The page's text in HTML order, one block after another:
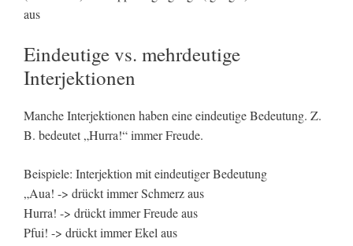
aus
Eindeutige vs. mehrdeutige
Interjektionen
Manche Interjektionen haben eine eindeutige Bedeutung. Z.
B. bedeutet „Hurra!“ immer Freude.
Beispiele: Interjektion mit eindeutiger Bedeutung
„Aua! -> drückt immer Schmerz aus
Hurra! -> drückt immer Freude aus
Pfui! -> drückt immer Ekel aus